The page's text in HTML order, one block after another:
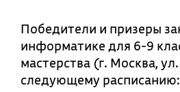
Победители и призеры
информатике для 6-9
мастерства (г. Москва,
следующему расписанию: